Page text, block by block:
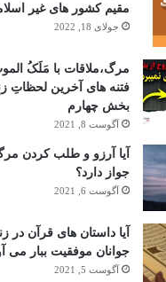
مقيم كشور هاى غير
جولای 18, 2022
مرگ،ملاقات با مَلَکُ
فتنه های آخرین لحظاتِ
بخش چهارم
آگوست 8, 2021
آیا آرزو و طلب کردن
جواز دارد؟
آگوست 6, 2021
آیا داستان های قرآن در
جوانان موفقیت ببار می
آگوست 5, 2021